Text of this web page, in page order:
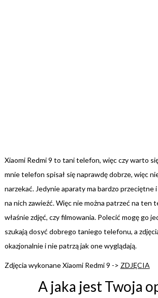
Xiaomi Redmi 9 to tani telefon, więc czy warto
mnie telefon spisał się naprawdę dobrze, więc
narzekać. Jedynie aparaty ma bardzo przeciętne i
na nich zawieźć. Więc nie można patrzeć na ten
właśnie zdjęć, czy filmowania. Polecić mogę go
szukają dosyć dobrego taniego telefonu, a
okazjonalnie i nie patrzą jak one wyglądają.
Zdjęcia wykonane Xiaomi Redmi 9 -> ZDJĘCIA
A jaka jest Twoja